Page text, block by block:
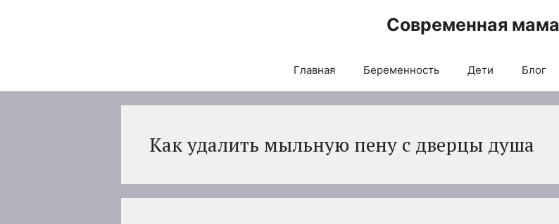
Современная мама
Главная Беременность Дети Блог
Как удалить мыльную пену с дверцы душа